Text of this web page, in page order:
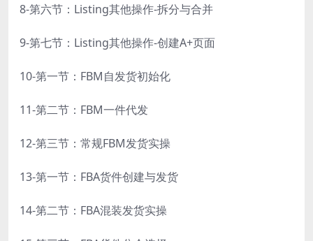
8-第六节：Listing其他操作-拆分与合并
9-第七节：Listing其他操作-创建A+页面
10-第一节：FBM自发货初始化
11-第二节：FBM一件代发
12-第三节：常规FBM发货实操
13-第一节：FBA货件创建与发货
14-第二节：FBA混装发货实操